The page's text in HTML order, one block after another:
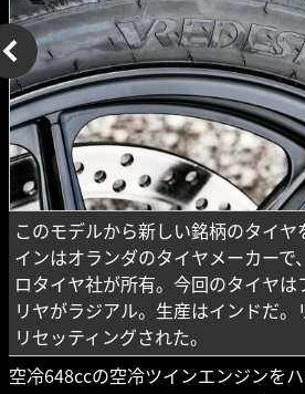
このモデルから新しい銘柄のタイ
インはオランダのタイヤメーカーで
ロタイヤ社が所有。今回のタイヤ
リヤがラジアル。生産はインドだ
リセッティングされた。
空冷648ccの空冷ツインエンジンを